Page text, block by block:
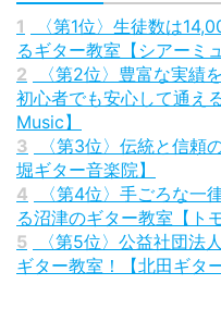
1
〈第1位〉生徒数は
るギター教室【シアーミ
2
〈第2位〉豊富な実績
初心者でも安心して通え
Music】
3
〈第3位〉伝統と信頼
堀ギター音楽院】
4
〈第4位〉手ごろな一
る沼津のギター教室【ト
5
〈第5位〉公益社団法
ギター教室！【北田ギタ